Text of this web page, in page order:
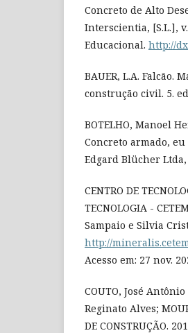
Concreto de Alto
Interscientia, [S.L.],
Educacional. http://
BAUER, L.A. Falcão.
construção civil. 5.
BOTELHO, Manoel
Concreto armado,
Edgard Blücher Ltda,
CENTRO DE
TECNOLOGIA -
Sampaio e Silvia
http://
Acesso em: 27 nov.
COUTO, José
Reginato Alves;
DE CONSTRUÇÃO.